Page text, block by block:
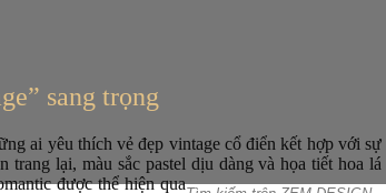
sang trọng
ai yêu thích vẻ đẹp vintage cổ điển kết hợp với
lại, màu sắc pastel dịu dàng và họa tiết hoa lá
được thể hiện qua